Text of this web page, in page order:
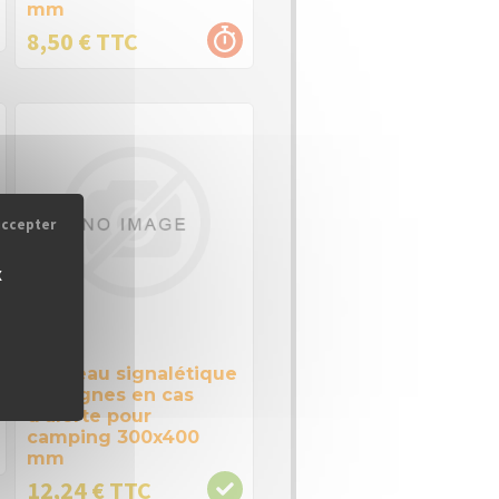
mm
8,50 € TTC
Panneau signalétique
consignes en cas
d'alerte pour
camping 300x400
mm
12,24 € TTC